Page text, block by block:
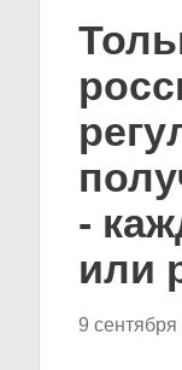
-
или
9 сентября